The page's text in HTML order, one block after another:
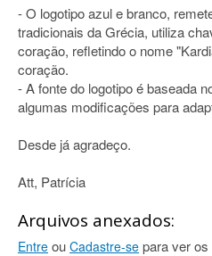
- O logotipo azul e branco,
tradicionais da Grécia, utiliza
coração, refletindo o nome
coração.
- A fonte do logotipo é baseada
algumas modificações para
Desde já agradeço.
Att, Patrícia
Arquivos anexados:
Entre ou Cadastre-se para ver